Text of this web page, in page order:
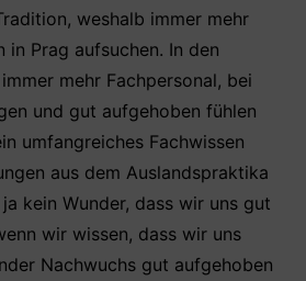
weshalb immer mehr
in Prag aufsuchen. In den
mehr Fachpersonal, bei
und gut aufgehoben fühlen
umfangreiches Fachwissen
aus dem Auslandspraktika
kein Wunder, dass wir uns gut
wir wissen, dass wir uns
Nachwuchs gut aufgehoben